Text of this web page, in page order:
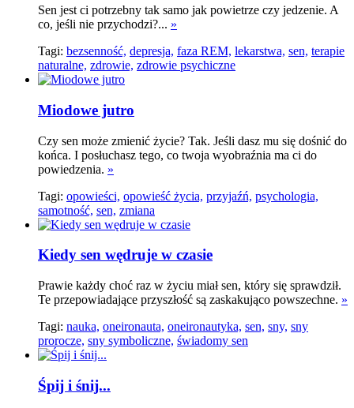
Sen jest ci potrzebny tak samo jak powietrze czy jedzenie. A
co, jeśli nie przychodzi?... »
Tagi: bezsenność, depresja, faza REM, lekarstwa, sen, terapie
naturalne, zdrowie, zdrowie psychiczne
Miodowe jutro
Czy sen może zmienić życie? Tak. Jeśli dasz mu się dośnić do
końca. I posłuchasz tego, co twoja wyobraźnia ma ci do
powiedzenia. »
Tagi: opowieści, opowieść życia, przyjaźń, psychologia,
samotność, sen, zmiana
Kiedy sen wędruje w czasie
Prawie każdy choć raz w życiu miał sen, który się sprawdził.
Te przepowiadające przyszłość są zaskakująco powszechne. »
Tagi: nauka, oneironauta, oneironautyka, sen, sny, sny
prorocze, sny symboliczne, świadomy sen
Śpij i śnij...